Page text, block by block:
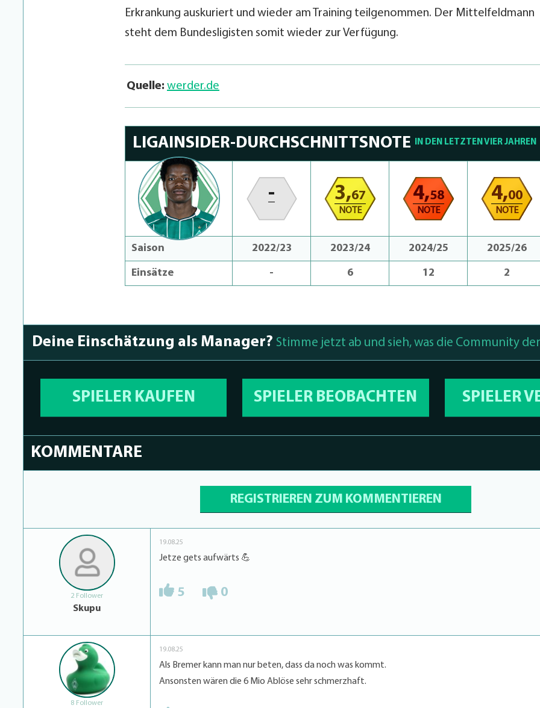
Erkrankung auskuriert und wieder am Training teilgenommen. Der Mittelfeldmann
steht dem Bundesligisten somit wieder zur Verfügung.
Quelle: werder.de
LIGAINSIDER-DURCHSCHNITTSNOTE IN DEN LETZTEN VIER JAHREN
- 3,67
NOTE
4,58
NOTE
4,00
NOTE
Saison 2022/23 2023/24 2024/25 2025/26
Einsätze - 6 12 2
Deine Einschätzung als Manager? Stimme jetzt ab und sieh, was die Community
SPIELER KAUFEN SPIELER BEOBACHTEN SPIELER
KOMMENTARE
REGISTRIEREN ZUM KOMMENTIEREN
2 Follower
Skupu
19.08.25
Jetze gets aufwärts 💪
5 0
8 Follower
19.08.25
Als Bremer kann man nur beten, dass da noch was kommt.
Ansonsten wären die 6 Mio Ablöse sehr schmerzhaft.